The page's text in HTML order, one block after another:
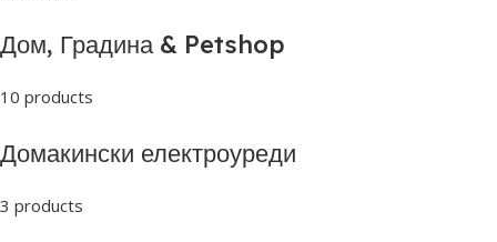
Дом, Градина & Petshop
10 products
Домакински електроуреди
3 products